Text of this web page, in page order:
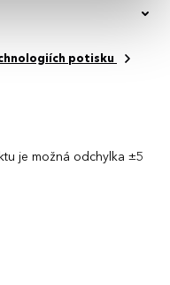
potisku
je možná odchylka ±5